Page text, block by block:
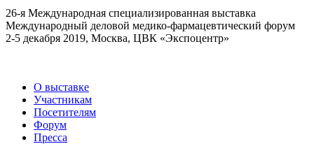
26-я Международная специализированная выставка
Международный деловой медико-фармацевтический форум
2-5 декабря 2019, Москва, ЦВК «Экспоцентр»
О выставке
Участникам
Посетителям
Форум
Пресса